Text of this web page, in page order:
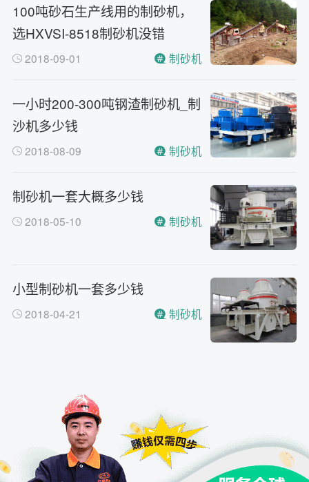
100吨砂石生产线用的制砂机，
选HXVSI-8518制砂机没错
2018-09-01 制砂机
一小时200-300吨钢渣制砂机_制
沙机多少钱
2018-08-09 制砂机
制砂机一套大概多少钱
2018-05-10 制砂机
小型制砂机一套多少钱
2018-04-21 制砂机